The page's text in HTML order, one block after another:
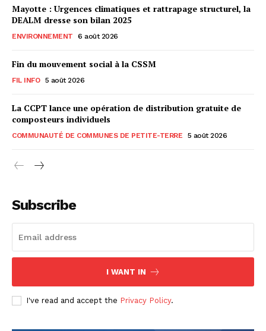
Mayotte : Urgences climatiques et rattrapage structurel, la
DEALM dresse son bilan 2025
ENVIRONNEMENT 6 août 2026
Fin du mouvement social à la CSSM
FIL INFO 5 août 2026
La CCPT lance une opération de distribution gratuite de
composteurs individuels
COMMUNAUTÉ DE COMMUNES DE PETITE-TERRE 5 août 2026
Subscribe
I WANT IN
I've read and accept the Privacy Policy.